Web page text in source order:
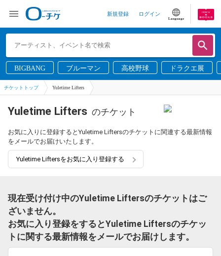
新規登録 ログイン
Language
BIGBANG ブルーマン 高校野球 ドラクエ展
チケットトップ Yuletime Lifters
Yuletime Lifters のチケット
お気に入りに登録するとYuletime Liftersのチケットに関連する最新情報
をメールでお届けいたします。
Yuletime Liftersをお気に入り登録する
現在受け付け中のYuletime Liftersのチケットはご
ざいません。
お気に入り登録をするとYuletime Liftersのチケッ
トに関する最新情報をメールでお届けします。